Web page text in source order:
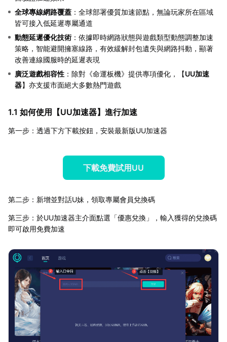
全球專線網路覆蓋 ：全球部署優質加速節點，無論玩家所在區域
皆可接入低延遲專屬通道
動態延遲優化技術 ：依據即時網路狀態與遊戲類型動態調整加速
策略，智能避開擁塞線路，有效緩解封包遺失與網路抖動，顯著
改善連線國服時的延遲表現
廣泛遊戲相容性 ：除對《命運板機》提供專項優化，【UU加速
器】亦支援市面絕大多數熱門遊戲
1.1 如何使用【UU加速器】進行加速
第一步：透過下方下載按鈕，安裝最新版UU加速器
下載免費試用UU
第二步：新增並對話U妹，領取專屬會員兌換碼
第三步：於UU加速器主介面點選「優惠兌換」，輸入獲得的兌換碼
即可啟用免費加速